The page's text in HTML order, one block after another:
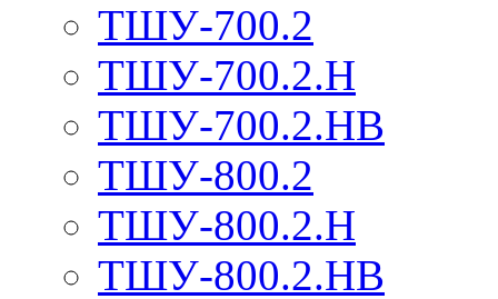
ТШУ-700.2
ТШУ-700.2.Н
ТШУ-700.2.НВ
ТШУ-800.2
ТШУ-800.2.Н
ТШУ-800.2.НВ